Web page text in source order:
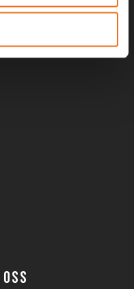
köp av ny maskin. Priserna